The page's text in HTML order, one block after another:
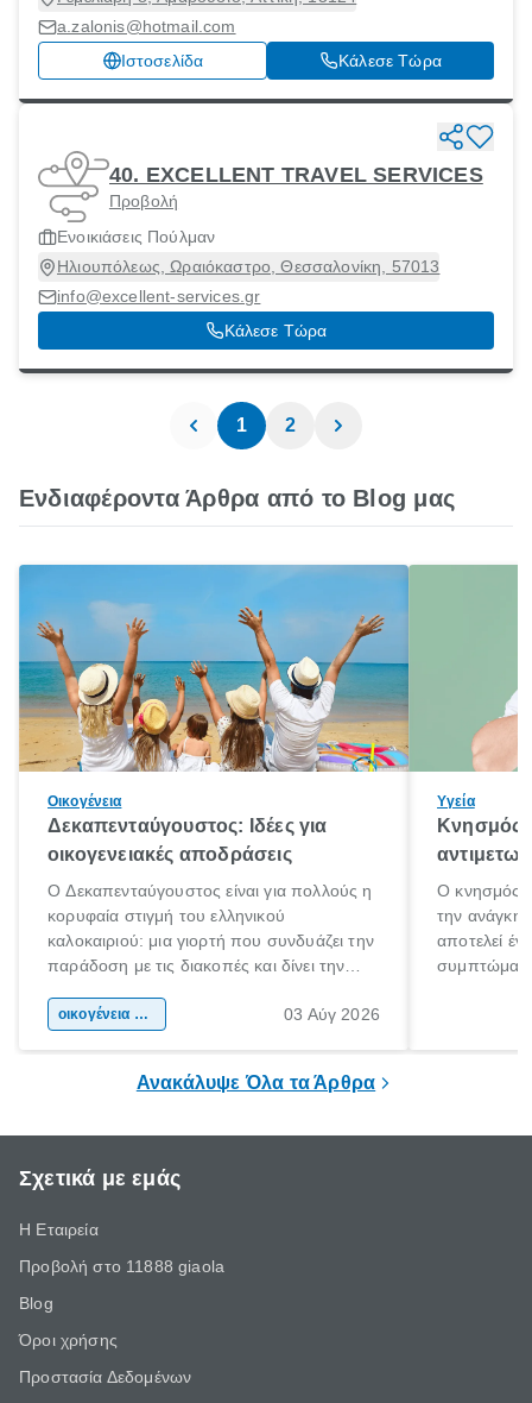
a.zalonis@hotmail.com
Ιστοσελίδα
Κάλεσε Τώρα
40. EXCELLENT TRAVEL SERVICES
Προβολή
Ενοικιάσεις Πούλμαν
Ηλιουπόλεως, Ωραιόκαστρο, Θεσσαλονίκη, 57013
info@excellent-services.gr
Κάλεσε Τώρα
1 2
Ενδιαφέροντα Άρθρα από το Blog μας
Οικογένεια
Δεκαπενταύγουστος: Ιδέες για
οικογενειακές αποδράσεις
Ο Δεκαπενταύγουστος είναι για πολλούς η
κορυφαία στιγμή του ελληνικού
καλοκαιριού: μια γιορτή που συνδυάζει την
παράδοση με τις διακοπές και δίνει την
χώρας. Είτε πρόκειται για λίγες μέρες
οικογένεια & παιδί 03 Αύγ 2026
Υγεία
Κνησμός:
Ο κνησμός
την ανάγκη
αποτελεί
Ανακάλυψε Όλα τα Άρθρα
Σχετικά με εμάς
Η Εταιρεία
Προβολή στο 11888 giaola
Blog
Όροι χρήσης
Προστασία Δεδομένων